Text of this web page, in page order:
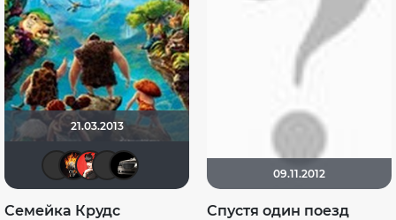
21.03.2013
DumbMoron
DeoniSG85
Solitudе
Крайслер
Семейка Крудс
09.11.2012
Спустя один поезд